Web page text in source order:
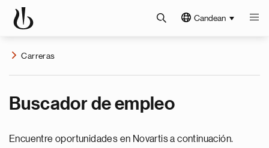
Candean
Carreras
Buscador de empleo
Encuentre oportunidades en Novartis a continuación.